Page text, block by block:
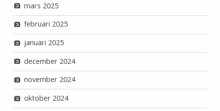
mars 2025
februari 2025
januari 2025
december 2024
november 2024
oktober 2024